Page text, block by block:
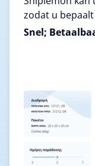
zodat u
Snel;